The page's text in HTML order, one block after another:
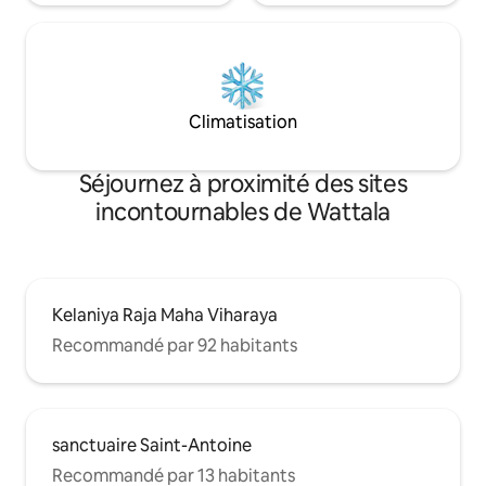
Climatisation
Séjournez à proximité des sites
incontournables de Wattala
Kelaniya Raja Maha Viharaya
Recommandé par 92 habitants
sanctuaire Saint-Antoine
Recommandé par 13 habitants